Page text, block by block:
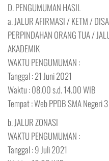
D. PENGUMUMAN HASIL
a. JALUR AFIRMASI / KETM /
PERPINDAHAN ORANG TUA /
AKADEMIK
WAKTU PENGUMUMAN :
Tanggal : 21 Juni 2021
Waktu : 08.00 s.d. 14.00 WIB
Tempat : Web PPDB SMA Negeri
b. JALUR ZONASI
WAKTU PENGUMUMAN :
Tanggal : 9 Juli 2021